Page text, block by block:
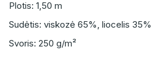
Plotis: 1,50 m
Sudėtis: viskozė 65%, liocelis 35%
Svoris: 250 g/m²